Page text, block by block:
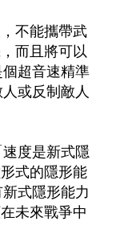
不能攜帶武
而且將可以
超音速精準
或反制敵人
度是新式隱
式的隱形能
式隱形能力
未來戰爭中